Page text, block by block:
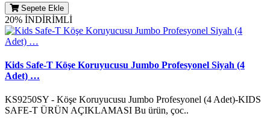
Sepete Ekle
20% İNDİRİMLİ
Kids Safe-T Köşe Koruyucusu Jumbo Profesyonel Siyah (4
Adet) …
KS9250SY - Köşe Koruyucusu Jumbo Profesyonel (4 Adet)-KIDS
SAFE-T ÜRÜN AÇIKLAMASI Bu ürün, çoc..